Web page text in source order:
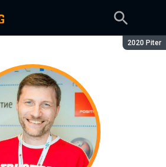
Сезон:
2020 Piter